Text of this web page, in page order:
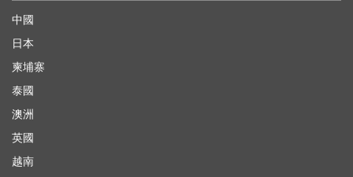
中國
日本
柬埔寨
泰國
澳洲
英國
越南